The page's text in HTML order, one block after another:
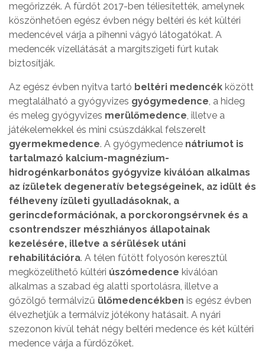
megőrizzék. A fürdőt 2017-ben téliesítették, amelynek
köszönhetően egész évben négy beltéri és két kültéri
medencével várja a pihenni vágyó látogatókat. A
medencék vízellátását a margitszigeti fúrt kutak
biztosítják.
Az egész évben nyitva tartó beltéri medencék között
megtalálható a gyógyvizes gyógymedence, a hideg
és meleg gyógyvizes merülőmedence, illetve a
játékelemekkel és mini csúszdákkal felszerelt
gyermekmedence. A gyógymedence nátriumot is
tartalmazó kalcium-magnézium-
hidrogénkarbonátos gyógyvize kiválóan alkalmas
az ízületek degeneratív betegségeinek, az idült és
félheveny ízületi gyulladásoknak, a
gerincdeformációnak, a porckorongsérvnek és a
csontrendszer mészhiányos állapotainak
kezelésére, illetve a sérülések utáni
rehabilitációra. A télen fűtött folyosón keresztül
megközelíthető kültéri úszómedence kiválóan
alkalmas a szabad ég alatti sportolásra, illetve a
gőzölgő termálvizű ülőmedencékben is egész évben
élvezhetjük a termálvíz jótékony hatásait. A nyári
szezonon kívül tehát négy beltéri medence és két kültéri
medence várja a fürdőzőket.